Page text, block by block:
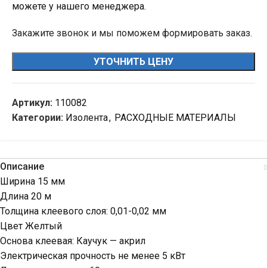
можете у нашего менеджера.
Закажите звонок и мы поможем формировать заказ.
УТОЧНИТЬ ЦЕНУ
Артикул: 110082
Категории: Изолента, РАСХОДНЫЕ МАТЕРИАЛЫ
Описание
Ширина 15 мм
Длина 20 м
Толщина клеевого слоя: 0,01-0,02 мм
Цвет Желтый
Основа клеевая: Каучук — акрил
Электрическая прочность не менее 5 кВт